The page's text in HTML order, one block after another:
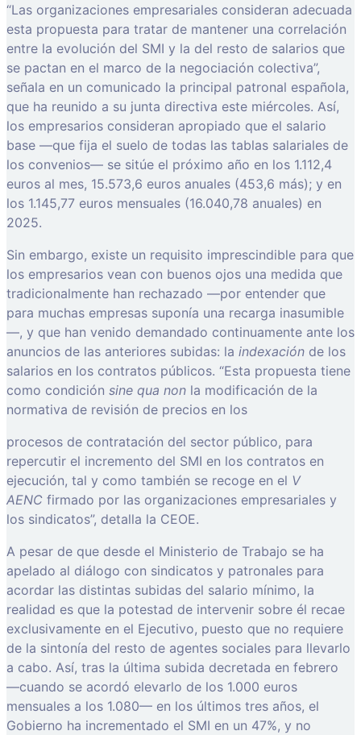
“Las organizaciones empresariales consideran adecuada
esta propuesta para tratar de mantener una correlación
entre la evolución del SMI y la del resto de salarios que
se pactan en el marco de la negociación colectiva”,
señala en un comunicado la principal patronal española,
que ha reunido a su junta directiva este miércoles. Así,
los empresarios consideran apropiado que el salario
base —que fija el suelo de todas las tablas salariales de
los convenios— se sitúe el próximo año en los 1.112,4
euros al mes, 15.573,6 euros anuales (453,6 más); y en
los 1.145,77 euros mensuales (16.040,78 anuales) en
2025.
Sin embargo, existe un requisito imprescindible para que
los empresarios vean con buenos ojos una medida que
tradicionalmente han rechazado —por entender que
para muchas empresas suponía una recarga inasumible
—, y que han venido demandado continuamente ante los
anuncios de las anteriores subidas: la indexación de los
salarios en los contratos públicos. “Esta propuesta tiene
como condición sine qua non la modificación de la
normativa de revisión de precios en los
procesos de contratación del sector público, para
repercutir el incremento del SMI en los contratos en
ejecución, tal y como también se recoge en el V
AENC firmado por las organizaciones empresariales y
los sindicatos”, detalla la CEOE.
A pesar de que desde el Ministerio de Trabajo se ha
apelado al diálogo con sindicatos y patronales para
acordar las distintas subidas del salario mínimo, la
realidad es que la potestad de intervenir sobre él recae
exclusivamente en el Ejecutivo, puesto que no requiere
de la sintonía del resto de agentes sociales para llevarlo
a cabo. Así, tras la última subida decretada en febrero
—cuando se acordó elevarlo de los 1.000 euros
mensuales a los 1.080— en los últimos tres años, el
Gobierno ha incrementado el SMI en un 47%, y no